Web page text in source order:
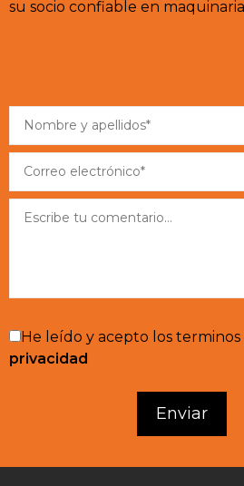
su socio confiable en
He leído y acepto los terminos
privacidad